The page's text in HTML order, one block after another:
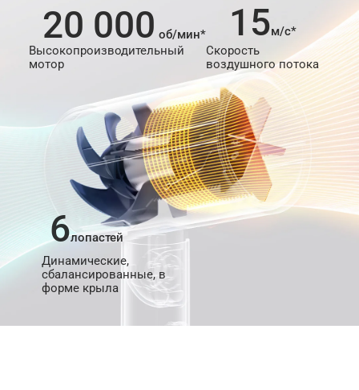
20 000 об/мин*
Высокопроизводительный
мотор
15м/с*
Скорость
воздушного потока
6лопастей
Динамические,
сбалансированные, в
форме крыла